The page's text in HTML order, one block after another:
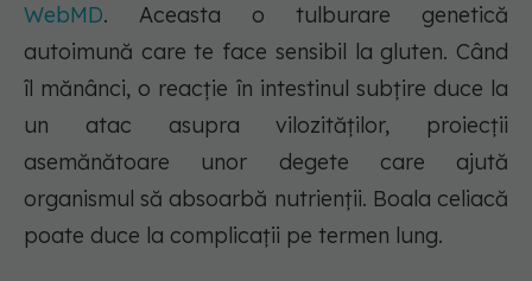
WebMD. Aceasta o tulburare genetică
autoimună care te face sensibil la gluten. Când
îl mănânci, o reacție în intestinul subțire duce la
un atac asupra vilozităților, proiecții
asemănătoare unor degete care ajută
organismul să absoarbă nutrienții. Boala celiacă
poate duce la complicații pe termen lung.